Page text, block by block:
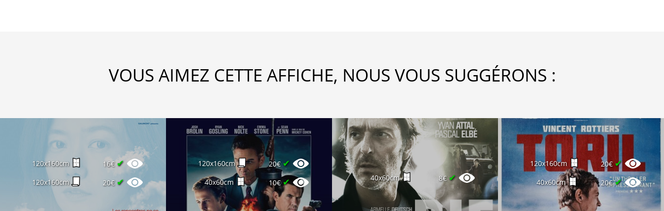
VOUS AIMEZ CETTE AFFICHE, NOUS VOUS SUGGÉRONS :
120x160cm 16€ ✔
120x160cm 20€ ✔
120x160cm 20€ ✔
40x60cm 10€✔ 40x60cm 8€ ✔
120x160cm 20€ ✔
40x60cm 20€✔